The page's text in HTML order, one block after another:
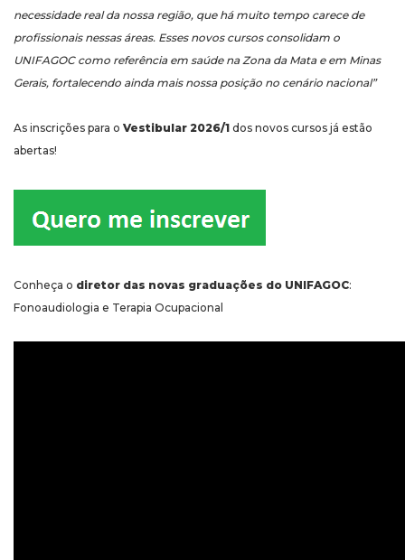
necessidade real da nossa região, que há muito tempo carece de
profissionais nessas áreas. Esses novos cursos consolidam o
UNIFAGOC como referência em saúde na Zona da Mata e em Minas
Gerais, fortalecendo ainda mais nossa posição no cenário nacional”
As inscrições para o Vestibular 2026/1 dos novos cursos já estão
abertas!
Conheça o diretor das novas graduações do UNIFAGOC:
Fonoaudiologia e Terapia Ocupacional